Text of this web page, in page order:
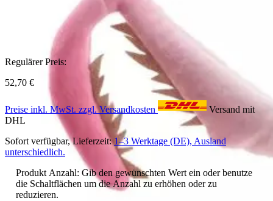
Regulärer Preis:
52,70 €
Preise inkl. MwSt. zzgl. Versandkosten
Versand mit
DHL
Sofort verfügbar, Lieferzeit:1–3 Werktage (DE), Ausland
unterschiedlich.
Produkt Anzahl: Gib den gewünschten Wert ein oder benutze
die Schaltflächen um die Anzahl zu erhöhen oder zu
reduzieren.